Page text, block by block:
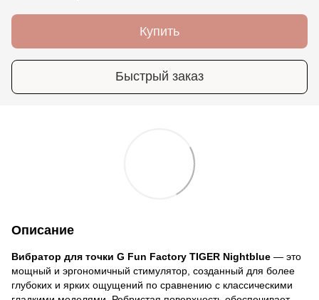
Купить
Быстрый заказ
Описание
Вибратор для точки G Fun Factory TIGER Nightblue — это
мощный и эргономичный стимулятор, созданный для более
глубоких и ярких ощущений по сравнению с классическими